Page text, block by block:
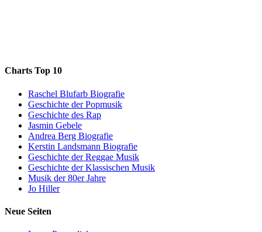
Charts Top 10
Raschel Blufarb Biografie
Geschichte der Popmusik
Geschichte des Rap
Jasmin Gebele
Andrea Berg Biografie
Kerstin Landsmann Biografie
Geschichte der Reggae Musik
Geschichte der Klassischen Musik
Musik der 80er Jahre
Jo Hiller
Neue Seiten